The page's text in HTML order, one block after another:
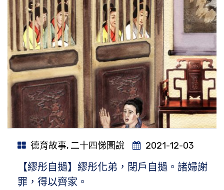
德育故事, 二十四悌圖說 2021-12-03
【繆彤自撾】繆彤化弟，閉戶自撾。諸婦謝
罪，得以齊家。